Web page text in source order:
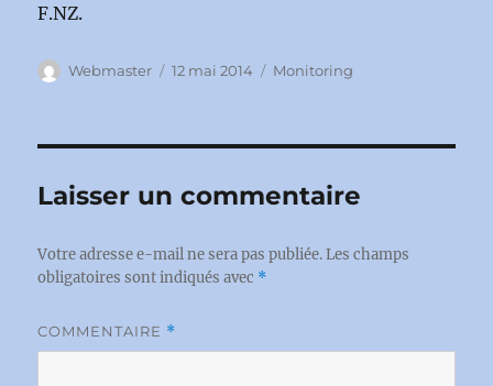
F.NZ.
Auteur
Webmaster
Publié
12 mai 2014 Catégories
Monitoring
Laisser un commentaire
Votre adresse e-mail ne sera pas publiée. Les champs
obligatoires sont indiqués avec *
COMMENTAIRE *